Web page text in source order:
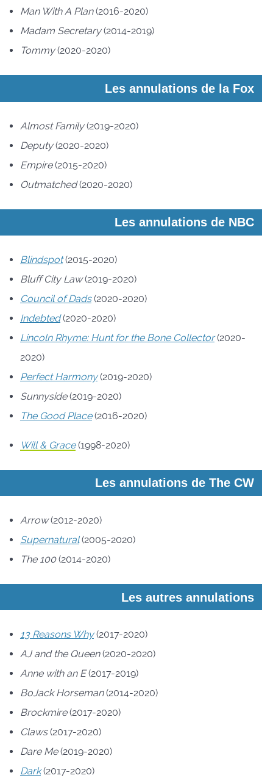
Man With A Plan(2016-2020)
Madam Secretary(2014-2019)
Tommy (2020-2020)
Les annulations de la Fox
Almost Family(2019-2020)
Deputy(2020-2020)
Empire(2015-2020)
Outmatched(2020-2020)
Les annulations de NBC
Blindspot (2015-2020)
Bluff City Law(2019-2020)
Council of Dads(2020-2020)
Indebted (2020-2020)
Lincoln Rhyme: Hunt for the Bone Collector(2020-
2020)
Perfect Harmony(2019-2020)
Sunnyside(2019-2020)
The Good Place(2016-2020)
Will & Grace (1998-2020)
Les annulations de The CW
Arrow(2012-2020)
Supernatural (2005-2020)
The 100(2014-2020)
Les autres annulations
13 Reasons Why (2017-2020)
AJ and the Queen(2020-2020)
Anne with an E(2017-2019)
BoJack Horseman(2014-2020)
Brockmire(2017-2020)
Claws(2017-2020)
Dare Me(2019-2020)
Dark(2017-2020)